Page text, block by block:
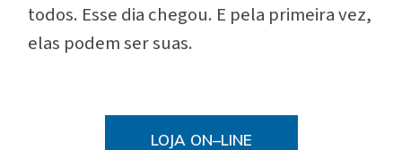
todos. Esse dia chegou. E pela primeira vez,
elas podem ser suas.
LOJA ON–LINE